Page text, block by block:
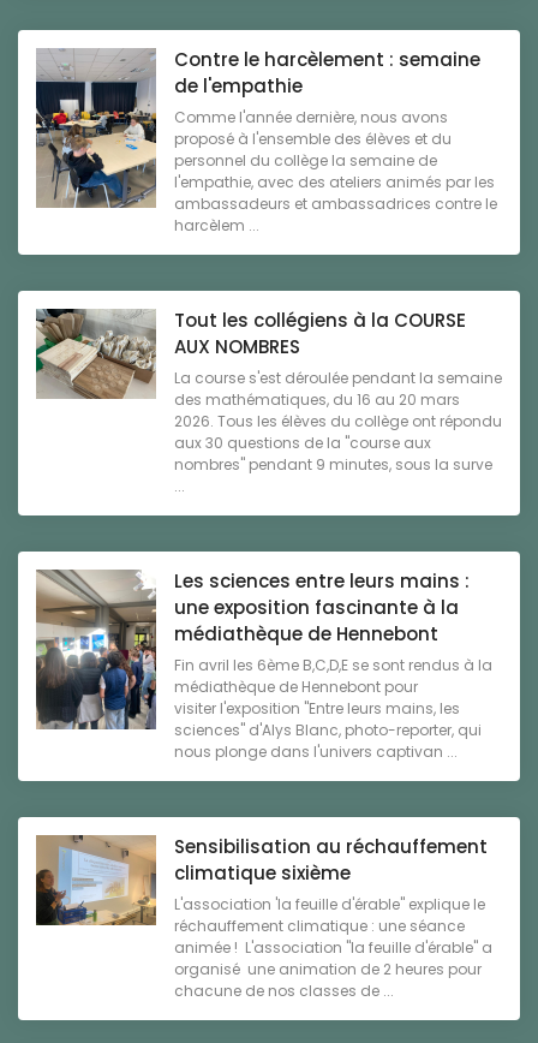
Contre le harcèlement : semaine
de l'empathie
Comme l'année dernière, nous avons
proposé à l'ensemble des élèves et du
personnel du collège la semaine de
l'empathie, avec des ateliers animés par les
ambassadeurs et ambassadrices contre le
harcèlem ...
Tout les collégiens à la COURSE
AUX NOMBRES
La course s'est déroulée pendant la semaine
des mathématiques, du 16 au 20 mars
2026. Tous les élèves du collège ont répondu
aux 30 questions de la "course aux
nombres" pendant 9 minutes, sous la surve
...
Les sciences entre leurs mains :
une exposition fascinante à la
médiathèque de Hennebont
Fin avril les 6ème B,C,D,E se sont rendus à la
médiathèque de Hennebont pour
visiter l'exposition "Entre leurs mains, les
sciences" d'Alys Blanc, photo-reporter, qui
nous plonge dans l'univers captivan ...
Sensibilisation au réchauffement
climatique sixième
L'association 'la feuille d'érable" explique le
réchauffement climatique : une séance
animée ! L'association "la feuille d'érable" a
organisé une animation de 2 heures pour
chacune de nos classes de ...